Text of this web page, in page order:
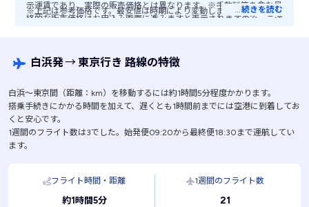
示運賃であり、実際の販売価格とは異なります。※手数料等を含む最
終的な販売価格はお申込み画面に進みますと表示されますので、ご注
※上記は参考価格です。最安値は時期により変動します。
…続きを読む
白浜発→東京行き 路線の特徴
白浜〜東京間（距離：km）を移動するには約1時間5分程度かかります。
搭乗手続きにかかる時間を加えて、遅くとも1時間前までには空港に到着してお
くと安心です。
1週間のフライト数は3でした。始発便09:20から最終便18:30まで運航してい
ます。
フライト時間・距離
約1時間5分
1週間のフライト数
21